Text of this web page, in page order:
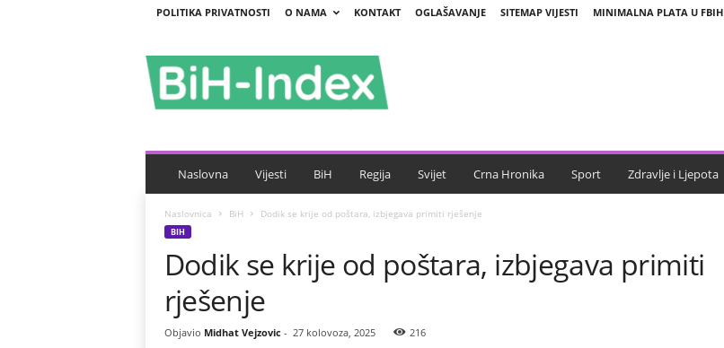
POLITIKA PRIVATNOSTI O NAMA KONTAKT OGLAŠAVANJE SITEMAP VIJESTI MINIMALNA PLATA U FBIH
i
H
d
x
Naslovna Vijesti BiH Regija Svijet Crna Hronika Sport Zdravlje i Ljepota
Naslovnica BiH Dodik se krije od poštara, izbjegava primiti rješenje
BIH
Dodik se krije od poštara, izbjegava primiti
rješenje
Objavio Midhat Vejzovic- 27 kolovoza, 2025 216